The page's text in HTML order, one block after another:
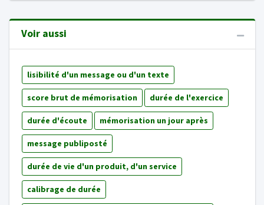
Voir aussi
lisibilité d'un message ou d'un texte
score brut de mémorisation durée de l'exercice
durée d'écoute mémorisation un jour après
message publiposté
durée de vie d'un produit, d'un service
calibrage de durée